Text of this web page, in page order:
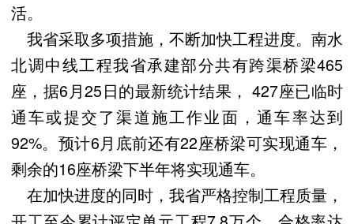
活。
我省采取多项措施，不断加快工程进度。南水
北调中线工程我省承建部分共有跨渠桥梁465
座，据6月25日的最新统计结果， 427座已临时
通车或提交了渠道施工作业面，通车率达到
92%。预计6月底前还有22座桥梁可实现通车，
剩余的16座桥梁下半年将实现通车。
在加快进度的同时，我省严格控制工程质量，